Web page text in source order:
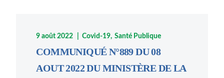
9 août 2022 Covid-19 Santé Publique
COMMUNIQUÉ N°889 DU 08
AOUT 2022 DU MINISTÈRE DE LA